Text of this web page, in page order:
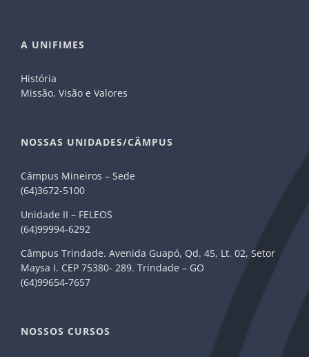
A UNIFIMES
História
Missão, Visão e Valores
NOSSAS UNIDADES/CÂMPUS
Câmpus Mineiros – Sede
(64)3672-5100
Unidade II – FELEOS
(64)99994-6292
Câmpus Trindade. Avenida Guapó, Qd. 45, Lt. 02, Setor
Maysa I. CEP 75380- 289. Trindade – GO
(64)99654-7657
NOSSOS CURSOS